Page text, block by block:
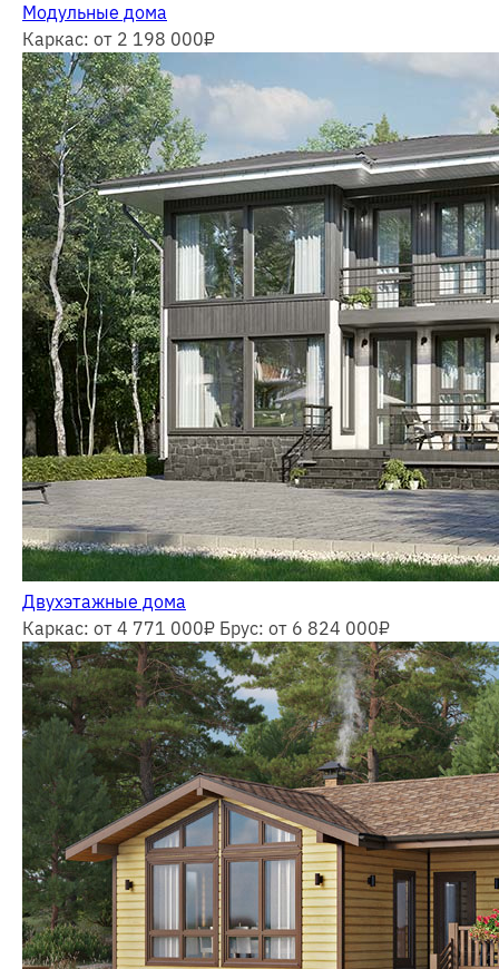
Модульные дома
Каркас: от 2 198 000₽
Двухэтажные дома
Каркас: от 4 771 000₽ Брус: от 6 824 000₽